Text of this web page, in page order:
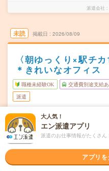
派遣会社
未読 掲載日 2026/08/09
〈朝ゆっくり×駅チ
＊きれいなオフィス
職種未経験OK 交通費別途支給あ
派遣
勤務地
大阪市西区
阿波座駅から徒歩3
徒歩13分
曜日頻度 月～金※土日休み！
時間 10:00～17:30(実働
大人気！
エン派遣アプリ
派遣のお仕事情報がたくさん
アプリ